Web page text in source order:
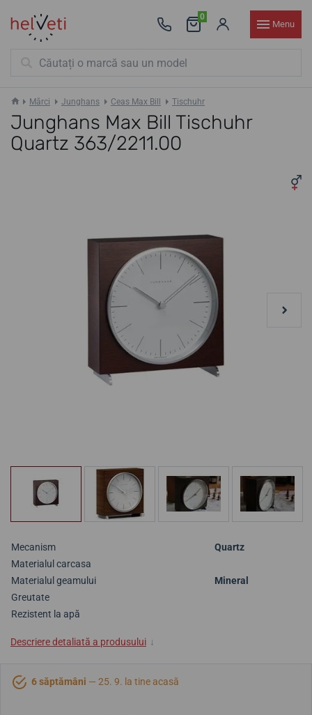
0
Menu
Mărci Junghans Ceas Max Bill Tischuhr
Junghans Max Bill Tischuhr
Quartz 363/2211.00
Mecanism
Quartz
Materialul carcasa
Materialul geamului
Mineral
Greutate
Rezistent la apă
Descriere detaliată a produsului ↓
6 săptămâni — 25. 9. la tine acasă